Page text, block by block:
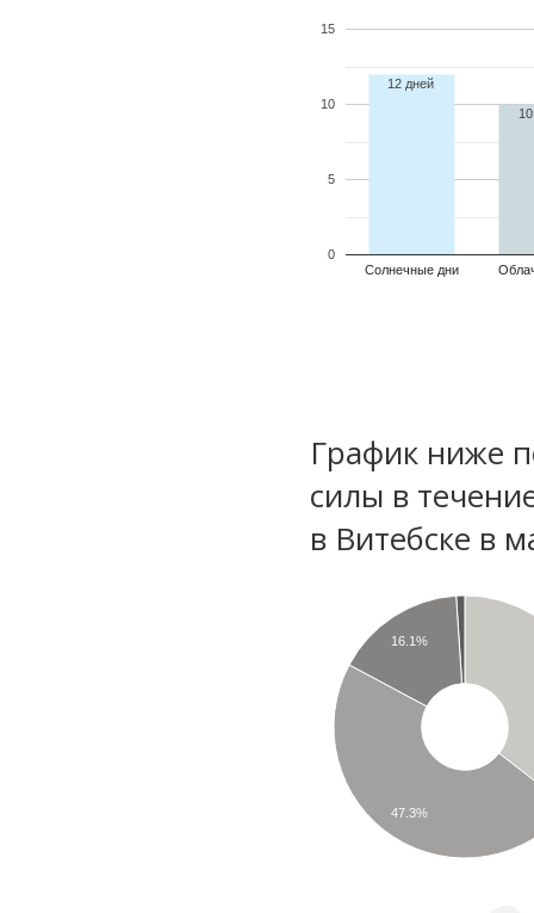
Солнечные дни
0
5
10
15
12 дней
График ниже
силы в
в Витебске в
16.1%
47.3%